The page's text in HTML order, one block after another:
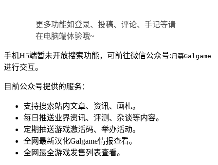
更多功能如登录、投稿、评论、手记等请
在电脑端体验哦~
手机H5端暂未开放搜索功能，可前往微信公众号: 月幕Galgame
进行交互。
目前公众号提供的服务：
支持搜索站内文章、资讯、画札。
每日推送业界资讯、评测、杂谈等内容。
定期抽送游戏激活码、举办活动。
全网最新汉化Galgame情报查看。
全网最全游戏发售列表查看。